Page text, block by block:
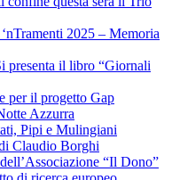
2025 – Memoria
il libro “Giornali
per il progetto Gap
Azzurra
Pipi e Mulingiani
Claudio Borghi
“Il Dono”